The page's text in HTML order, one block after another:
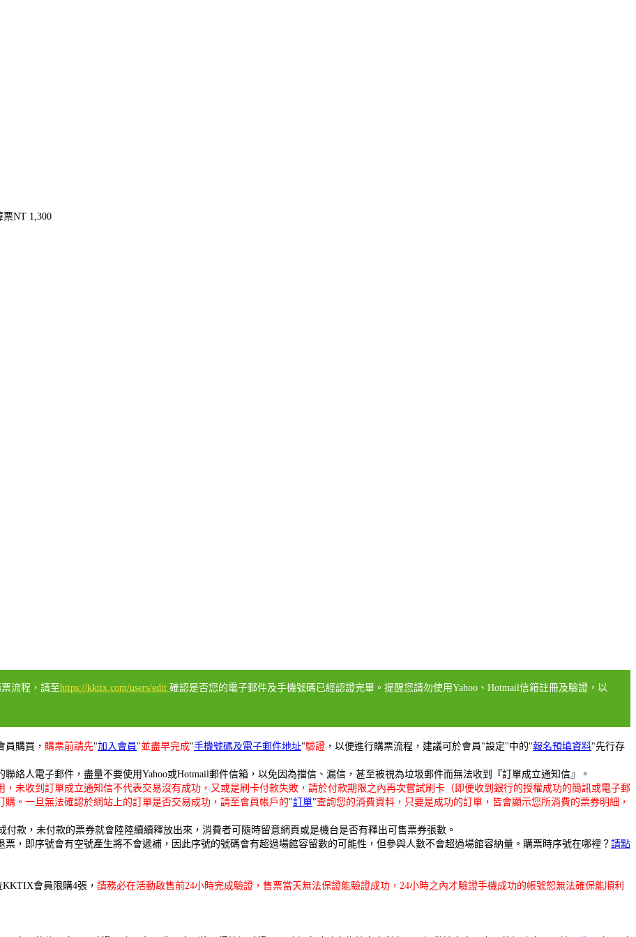
NT 1,300
流程，請至https://kktix.com/users/edit 確認是否您的電子郵件及手機號碼已經認證完畢。提醒您請勿使用Yahoo、Hotmail信箱註冊及驗證，以
員購買， 購票前請先"加入會員 "並盡早完成"手機號碼及電子郵件地址"驗證 ，以便進行購票流程，建議可於會員"設定"中的"報名預填資料"先行存
絡人電子郵件，盡量不要使用Yahoo或Hotmail郵件信箱，以免因為擋信、漏信，甚至被視為垃圾郵件而無法收到『訂單成立通知信』。
未收到訂單成立通知信不代表交易沒有成功，又或是刷卡付款失敗，請於付款期限之內再次嘗試刷卡（即便收到銀行的授權成功的簡訊或電子郵
。一旦無法確認於網站上的訂單是否交易成功，請至會員帳戶的"訂單"查詢您的消費資料，只要是成功的訂單，皆會顯示您所消費的票券明細，
款，未付款的票券就會陸陸續續釋放出來，消費者可隨時留意網頁或是機台是否有釋出可售票券張數。
，即序號會有空號產生將不會遞補，因此序號的號碼會有超過場館容留數的可能性，但參與人數不會超過場館容納量。購票時序號在哪裡？ 請點
KKTIX會員限購4張， 請務必在活動啟售前24小時完成驗證，售票當天無法保證能驗證成功，24小時之內才驗證手機成功的帳號恕無法確保能順利